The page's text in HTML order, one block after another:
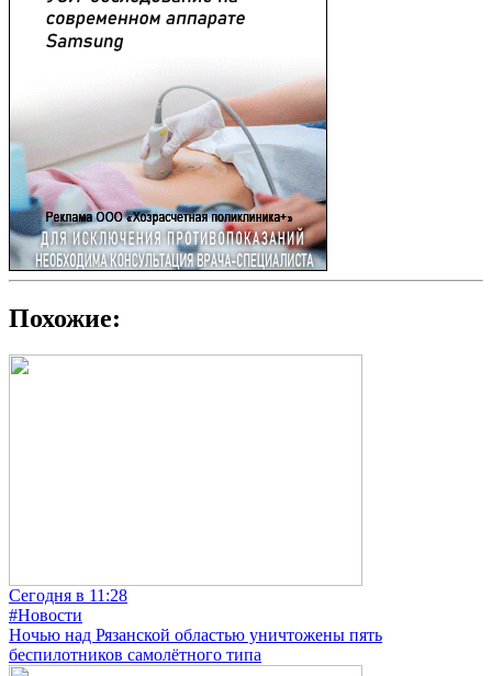
Похожие:
Сегодня в 11:28
#Новости
Ночью над Рязанской областью уничтожены пять
беспилотников самолётного типа